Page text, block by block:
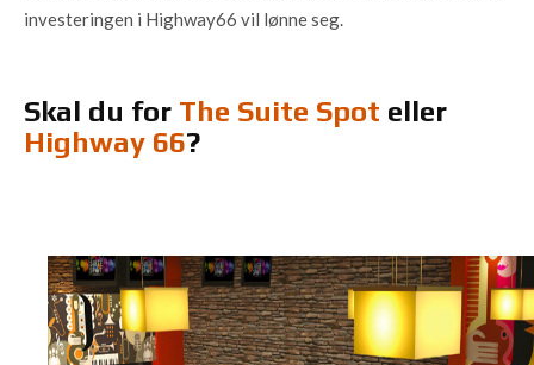
investeringen i Highway66 vil lønne seg.
Skal du for The Suite Spot eller
Highway 66?